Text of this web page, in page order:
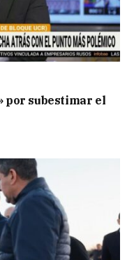
por subestimar el